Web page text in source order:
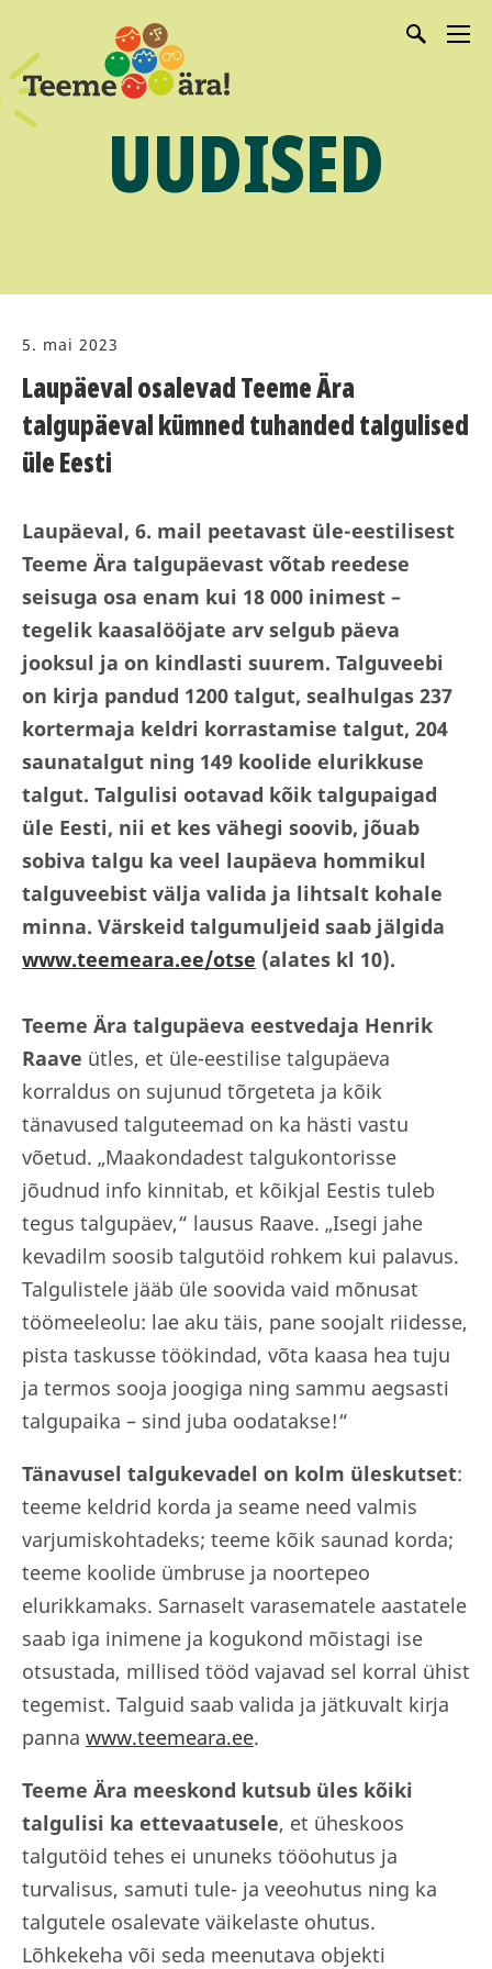
UUDISED
5. mai 2023
Laupäeval osalevad Teeme Ära
talgupäeval kümned tuhanded talgulised
üle Eesti
Laupäeval, 6. mail peetavast üle-eestilisest
Teeme Ära talgupäevast võtab reedese
seisuga osa enam kui 18 000 inimest –
tegelik kaasalööjate arv selgub päeva
jooksul ja on kindlasti suurem. Talguveebi
on kirja pandud 1200 talgut, sealhulgas 237
kortermaja keldri korrastamise talgut, 204
saunatalgut ning 149 koolide elurikkuse
talgut. Talgulisi ootavad kõik talgupaigad
üle Eesti, nii et kes vähegi soovib, jõuab
sobiva talgu ka veel laupäeva hommikul
talguveebist välja valida ja lihtsalt kohale
minna. Värskeid talgumuljeid saab jälgida
www.teemeara.ee/otse (alates kl 10).
Teeme Ära talgupäeva eestvedaja Henrik
Raave ütles, et üle-eestilise talgupäeva
korraldus on sujunud tõrgeteta ja kõik
tänavused talguteemad on ka hästi vastu
võetud. „Maakondadest talgukontorisse
jõudnud info kinnitab, et kõikjal Eestis tuleb
tegus talgupäev,“ lausus Raave. „Isegi jahe
kevadilm soosib talgutöid rohkem kui palavus.
Talgulistele jääb üle soovida vaid mõnusat
töömeeleolu: lae aku täis, pane soojalt riidesse,
pista taskusse töökindad, võta kaasa hea tuju
ja termos sooja joogiga ning sammu aegsasti
talgupaika – sind juba oodatakse!“
Tänavusel talgukevadel on kolm üleskutset:
teeme keldrid korda ja seame need valmis
varjumiskohtadeks; teeme kõik saunad korda;
teeme koolide ümbruse ja noortepeo
elurikkamaks. Sarnaselt varasematele aastatele
saab iga inimene ja kogukond mõistagi ise
otsustada, millised tööd vajavad sel korral ühist
tegemist. Talguid saab valida ja jätkuvalt kirja
panna www.teemeara.ee.
Teeme Ära meeskond kutsub üles kõiki
talgulisi ka ettevaatusele, et üheskoos
talgutöid tehes ei ununeks tööohutus ja
turvalisus, samuti tule- ja veeohutus ning ka
talgutele osalevate väikelaste ohutus.
Lõhkekeha või seda meenutava objekti